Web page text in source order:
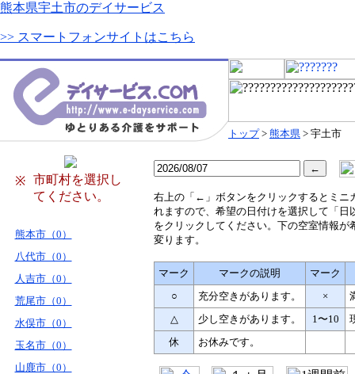
熊本県宇土市のデイサービス
>> スマートフォンサイトはこちら
トップ> 熊本県 > 宇土市
※
市町村を選択し
てください。
熊本市（0）
八代市（0）
人吉市（0）
荒尾市（0）
水俣市（0）
玉名市（0）
山鹿市（0）
右上の「←」ボタンをクリックするとミニ
れますので、希望の日付けを選択して「日
をクリックしてください。下の空室情報が
変ります。
マーク マークの説明
マーク
○
充分空きがあります。 ×
△
少し空きがあります。 1〜10
休
お休みです。